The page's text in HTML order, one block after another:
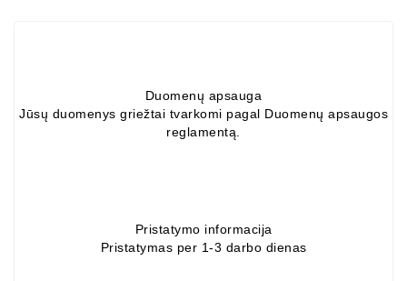
Duomenų apsauga
Jūsų duomenys griežtai tvarkomi pagal Duomenų apsaugos
reglamentą.
Pristatymo informacija
Pristatymas per 1-3 darbo dienas